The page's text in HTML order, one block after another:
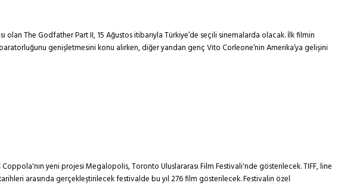
The Godfather Part II, 15 Ağustos itibarıyla Türkiye’de seçili sinemalarda olacak. İlk filmin
genişletmesini konu alırken, diğer yandan genç Vito Corleone’nin Amerika’ya gelişini
yeni projesi Megalopolis, Toronto Uluslararası Film Festivali'nde gösterilecek. TIFF, line
arasında gerçekleştirilecek festivalde bu yıl 276 film gösterilecek. Festivalin özel